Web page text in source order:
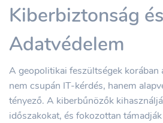
Kiberbiztonság és
Adatvédelem
A geopolitikai feszültségek korában
nem csupán IT-kérdés, hanem
tényező. A kiberbűnözők
időszakokat, és fokozottan